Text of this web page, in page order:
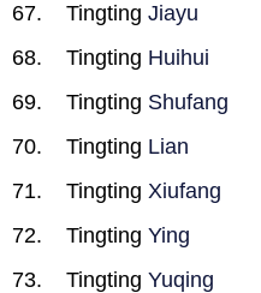
Tingting Jiayu
Tingting Huihui
Tingting Shufang
Tingting Lian
Tingting Xiufang
Tingting Ying
Tingting Yuqing